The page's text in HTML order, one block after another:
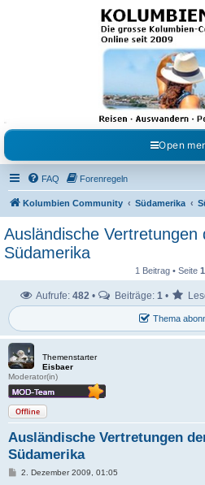
Kolumbienforum - Das
grosse Forum der
Freunde Kolumbiens
Reisen, Auswandern, Kultur, Politik, Geschichte
Austausch, Erfahrungen und Gemeinschaft im
Open
FAQ Forenregeln
Kolumbien Community Südamerika
Ausländische Vertretungen
Südamerika
1 Beitrag • Seite 1
Thema
Aufrufe: 482 • Beiträge: 1 •
Themenstarter
Eisbaer
Moderator(in)
Offline
Ausländische Vertretungen
Südamerika
B2. Dezember 2009, 01:05